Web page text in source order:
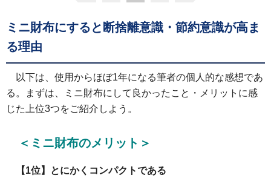
ミニ財布にすると断捨離意識・節約意識が高ま
る理由
以下は、使用からほぼ1年になる筆者の個人的な感想であ
る。まずは、ミニ財布にして良かったこと・メリットに感
じた上位3つをご紹介しよう。
＜ミニ財布のメリット＞
【1位】とにかくコンパクトである